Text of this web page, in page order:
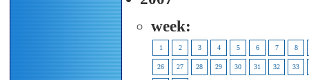
week:
1 2 3 4 5 6 7 8
26 27 28 29 30 31 32 33